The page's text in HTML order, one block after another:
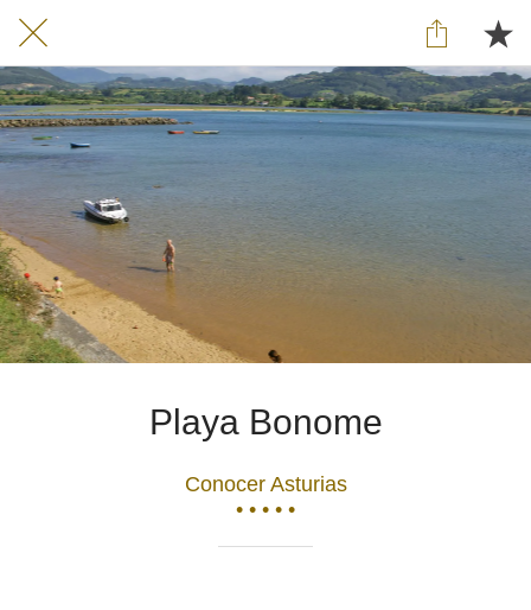
Playa Bonome
Conocer Asturias
• • • • •